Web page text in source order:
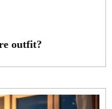
outfit?